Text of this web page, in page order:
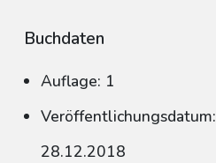
Buchdaten
Auflage: 1
Veröffentlichungsdatum:
28.12.2018